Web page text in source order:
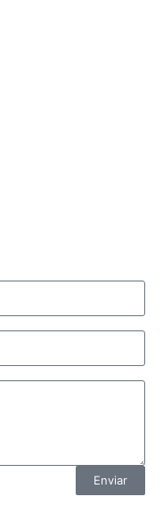
Enviar